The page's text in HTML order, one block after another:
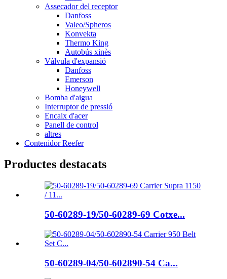
Assecador del receptor
Danfoss
Valeo/Spheros
Konvekta
Thermo King
Autobús xinès
Vàlvula d'expansió
Danfoss
Emerson
Honeywell
Bomba d'aigua
Interruptor de pressió
Encaix d'acer
Panell de control
altres
Contenidor Reefer
Productes destacats
50-60289-19/50-60289-69 Cotxe...
50-60289-04/50-602890-54 Ca...